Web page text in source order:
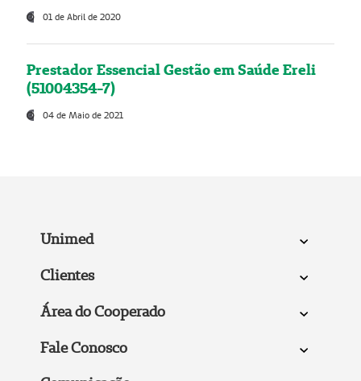
01 de Abril de 2020
Prestador Essencial Gestão em Saúde Ereli
(51004354-7)
04 de Maio de 2021
Unimed
Clientes
Área do Cooperado
Fale Conosco